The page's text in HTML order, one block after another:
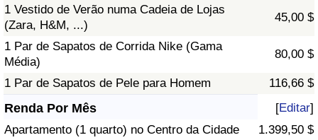
1 Vestido de Verão numa Cadeia de Lojas
(Zara, H&M, ...)
45,00 $
1 Par de Sapatos de Corrida Nike (Gama
Média)
80,00 $
1 Par de Sapatos de Pele para Homem 116,66 $
Renda Por Mês [Editar]
Apartamento (1 quarto) no Centro da Cidade
1.399,50 $